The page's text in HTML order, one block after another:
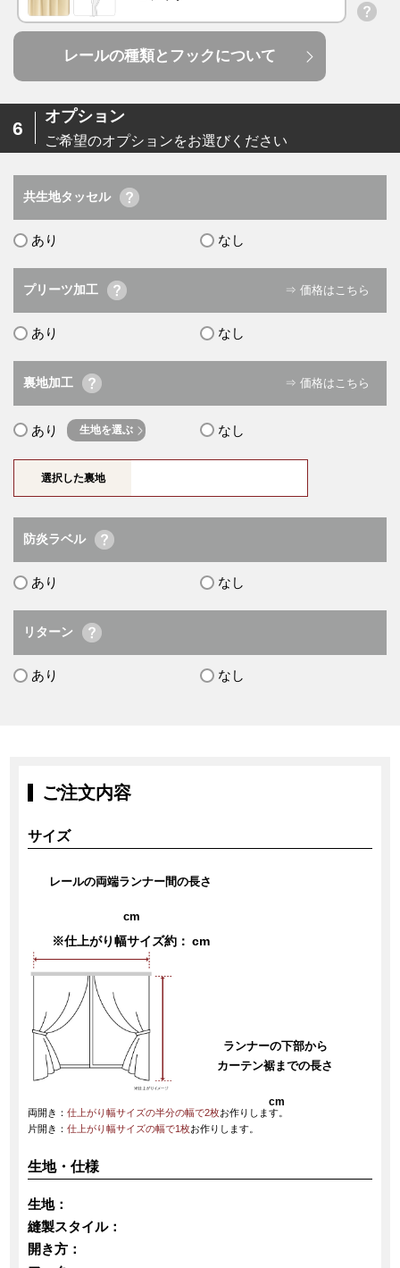
レールの種類とフックについて
6
オプション
ご希望のオプションをお選びください
共生地タッセル
あり なし
プリーツ加工 ⇒ 価格はこちら
あり なし
裏地加工 ⇒ 価格はこちら
あり 生地を選ぶ なし
選択した裏地
防炎ラベル
あり なし
リターン
あり なし
ご注文内容
サイズ
レールの両端ランナー間の長さ
cm
※仕上がり幅サイズ約： cm
両開き：仕上がり幅サイズの半分の幅で2枚お作りします。
片開き：仕上がり幅サイズの幅で1枚お作りします。
ランナーの下部から
カーテン裾までの長さ
cm
生地・仕様
生地：
縫製スタイル：
開き方：